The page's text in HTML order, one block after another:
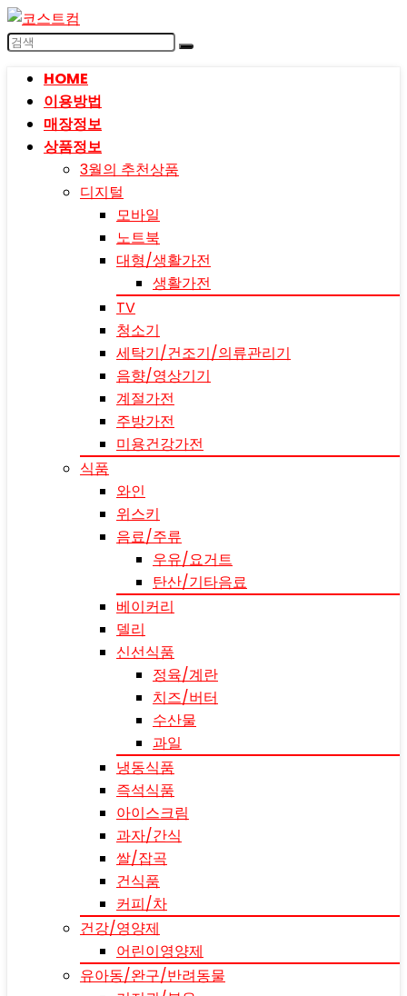
HOME
이용방법
매장정보
상품정보
3월의 추천상품
디지털
모바일
노트북
대형/생활가전
생활가전
TV
청소기
세탁기/건조기/의류관리기
음향/영상기기
계절가전
주방가전
미용건강가전
식품
와인
위스키
음료/주류
우유/요거트
탄산/기타음료
베이커리
델리
신선식품
정육/계란
치즈/버터
수산물
과일
냉동식품
즉석식품
아이스크림
과자/간식
쌀/잡곡
건식품
커피/차
건강/영양제
어린이영양제
유아동/완구/반려동물